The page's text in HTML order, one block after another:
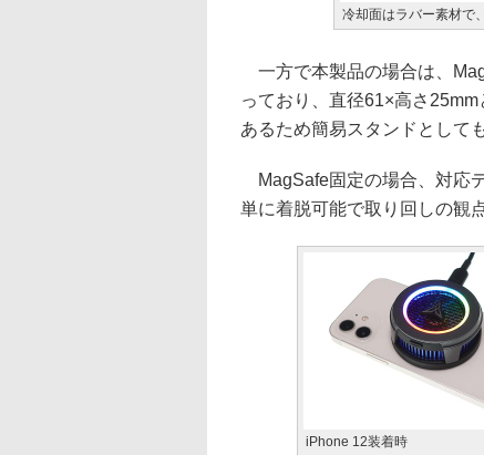
冷却面はラバー素材で
一方で本製品の場合は、
っており、直径61×高さ
あるため簡易スタンドとして
MagSafe固定の場合、対応
単に着脱可能で取り回しの観
iPhone 12装着時